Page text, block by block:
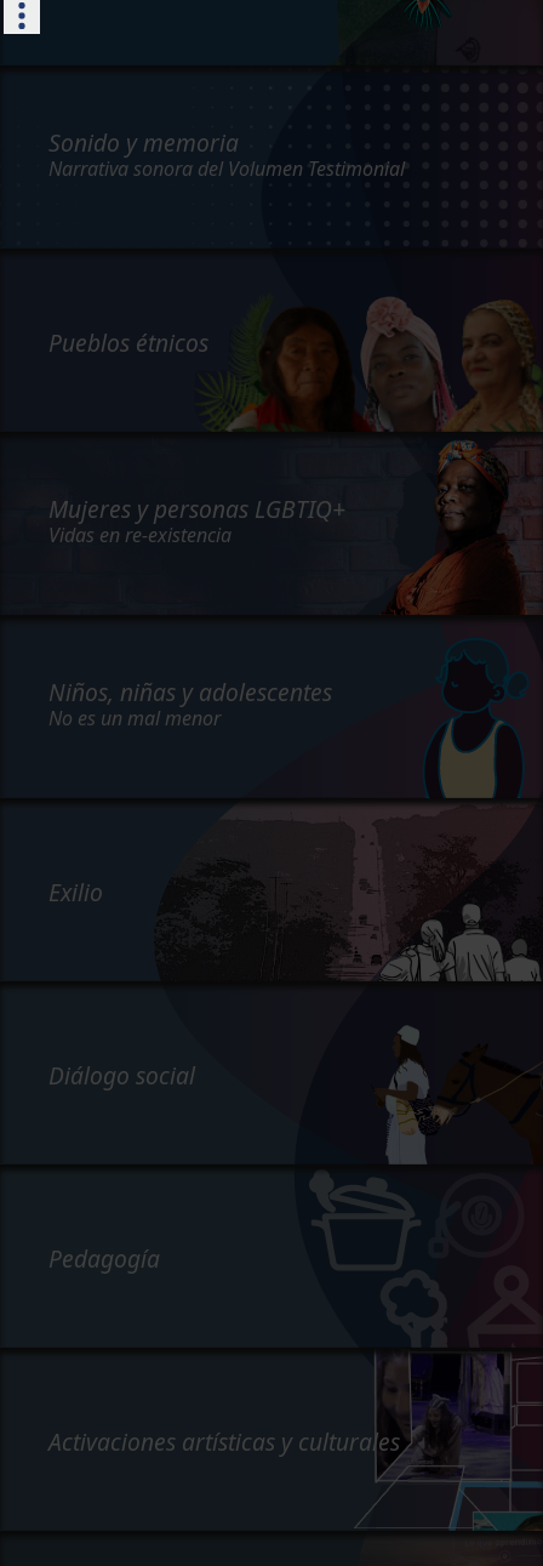
Sonido y memoria
Narrativa sonora del Volumen Testimonial
Pueblos étnicos
Mujeres y personas LGBTIQ+
Vidas en re-existencia
Niños, niñas y adolescentes
No es un mal menor
Exilio
Diálogo social
Pedagogía
Activaciones artísticas y culturales